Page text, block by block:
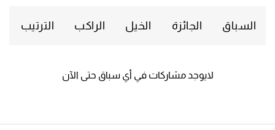
السباق الجائزة الخيل الراكب الترتيب
لايوجد مشاركات في أي سباق حتى الآن